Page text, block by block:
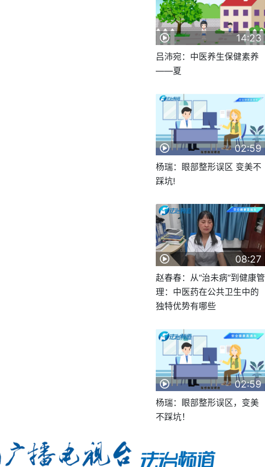
14:23
吕沛宛：中医养生保健素养
——夏
02:59
杨瑞：眼部整形误区 变美不
踩坑!
08:27
赵春春：从“治未病”到健康管
理：中医药在公共卫生中的
独特优势有哪些
02:59
杨瑞：眼部整形误区，变美
不踩坑！